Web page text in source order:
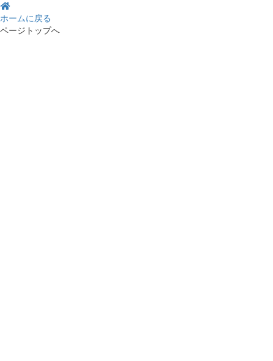
ホームに戻る
ページトップへ